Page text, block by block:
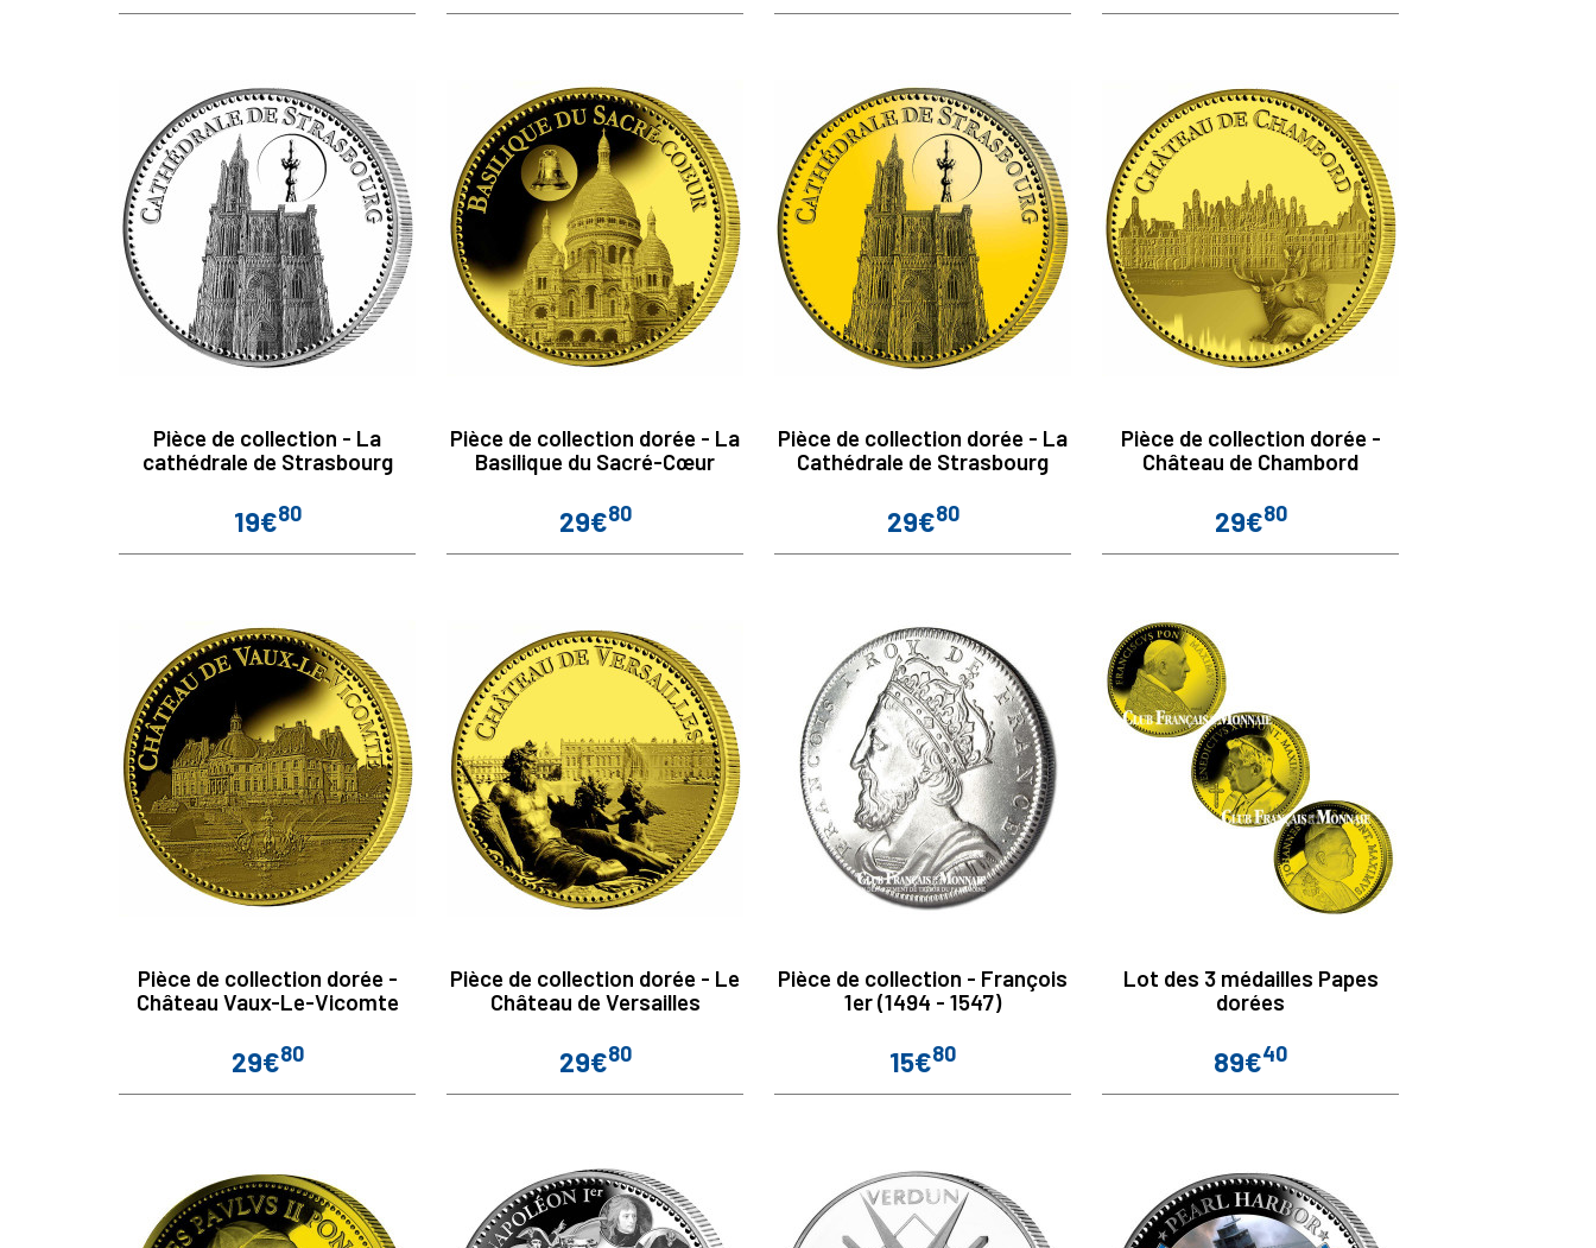
Pièce de collection - La
cathédrale de Strasbourg
Prix
19€80
Pièce de collection dorée - La
Basilique du Sacré-Cœur
Prix
29€80
Pièce de collection dorée - La
Cathédrale de Strasbourg
Prix
29€80
Pièce de collection dorée -
Château de Chambord
Prix
29€80
Pièce de collection dorée -
Château Vaux-Le-Vicomte
Prix
29€80
Pièce de collection dorée - Le
Château de Versailles
Prix
29€80
Pièce de collection - François
1er (1494 - 1547)
Prix
15€80
Lot des 3 médailles Papes
dorées
Prix
89€40